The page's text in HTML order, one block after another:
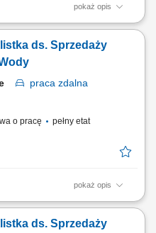
pokaż opis
do posiadanego
dla klientów
nowych klientów i rozwijanie
ds. Sprzedaży
praca zdalna
o pracę
pełny etat
pokaż opis
B2B i rozwijanie sieci
negocjacji handlowych i
ds. Sprzedaży